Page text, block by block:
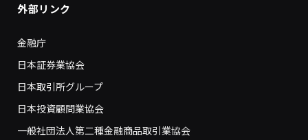
外部リンク
金融庁
日本証券業協会
日本取引所グループ
日本投資顧問業協会
一般社団法人第二種金融商品取引業協会